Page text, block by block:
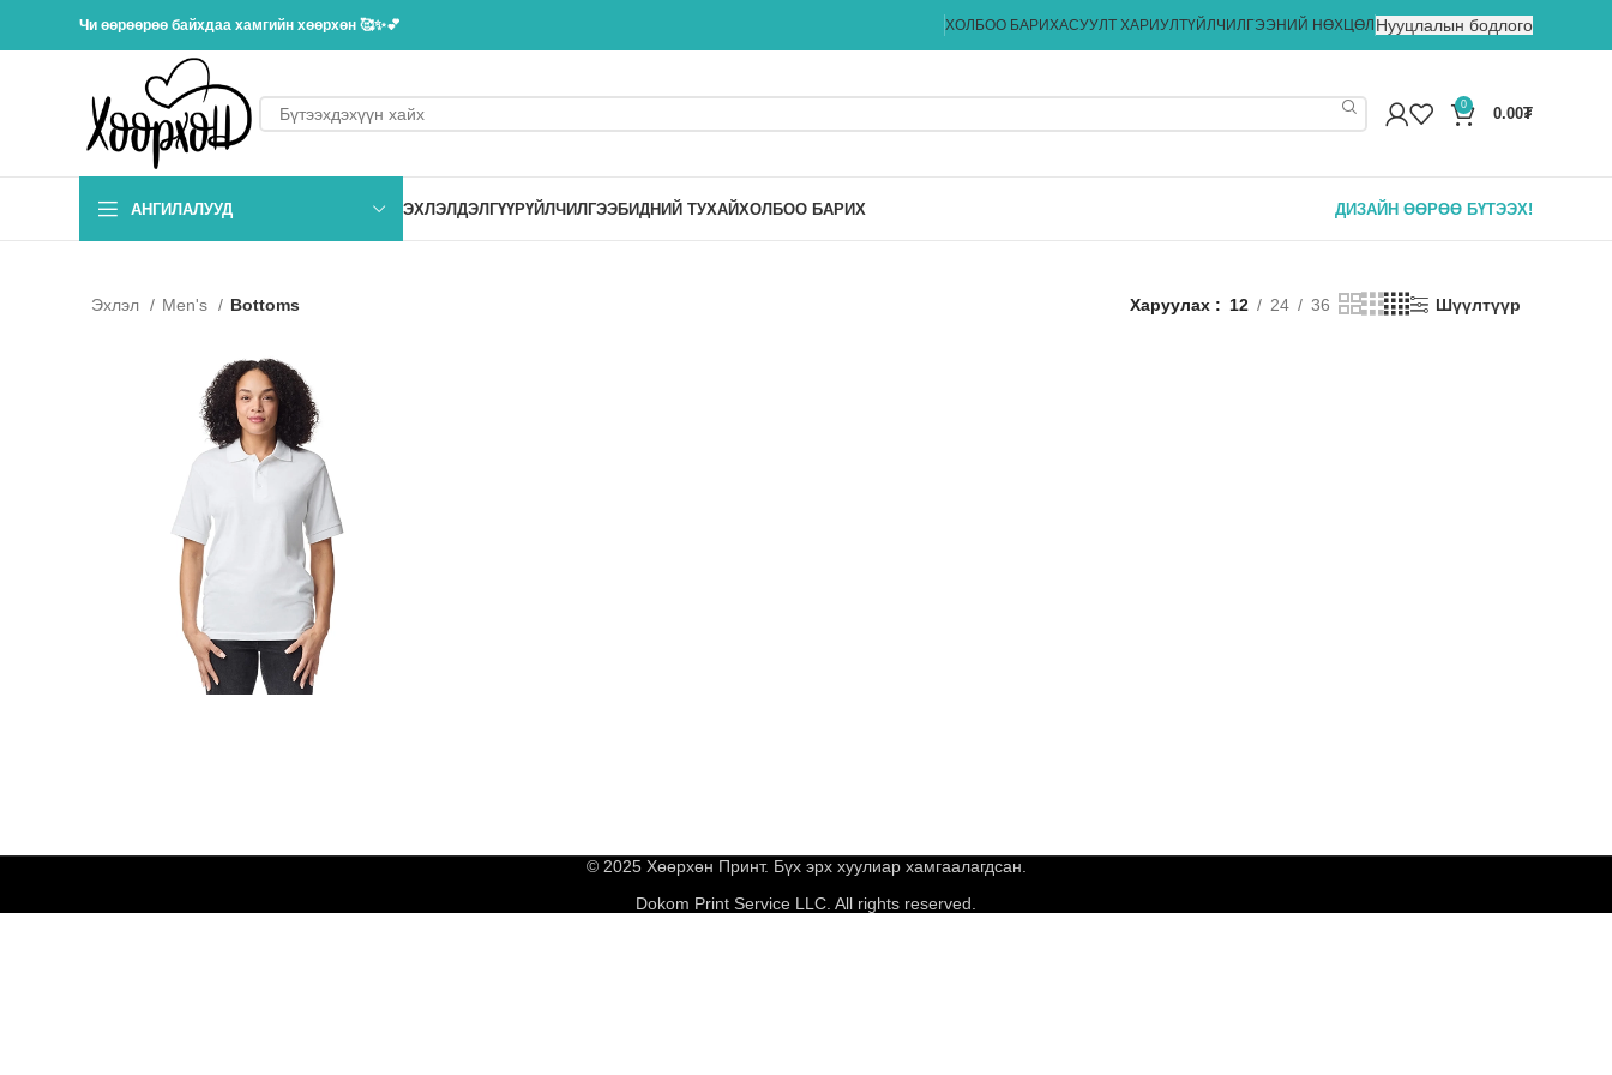
Чи өөрөөрөө байхдаа хамгийн хөөрхөн 🥰✨💕 ХОЛБОО БАРИХАСУУЛТ ХАРИУЛТҮЙЛЧИЛГЭЭНИЙ НӨХЦӨЛ Нууцлалын бодлого
0
0.00₮
АНГИЛАЛУУД ЭХЛЭЛДЭЛГҮҮРҮЙЛЧИЛГЭЭБИДНИЙ ТУХАЙХОЛБОО БАРИХ ДИЗАЙН ӨӨРӨӨ БҮТЭЭХ!
Эхлэл Men's Bottoms Харуулах 12 24 36 Шүүлтүүр
© 2025 Хөөрхөн Принт. Бүх эрх хуулиар хамгаалагдсан.
Dokom Print Service LLC. All rights reserved.